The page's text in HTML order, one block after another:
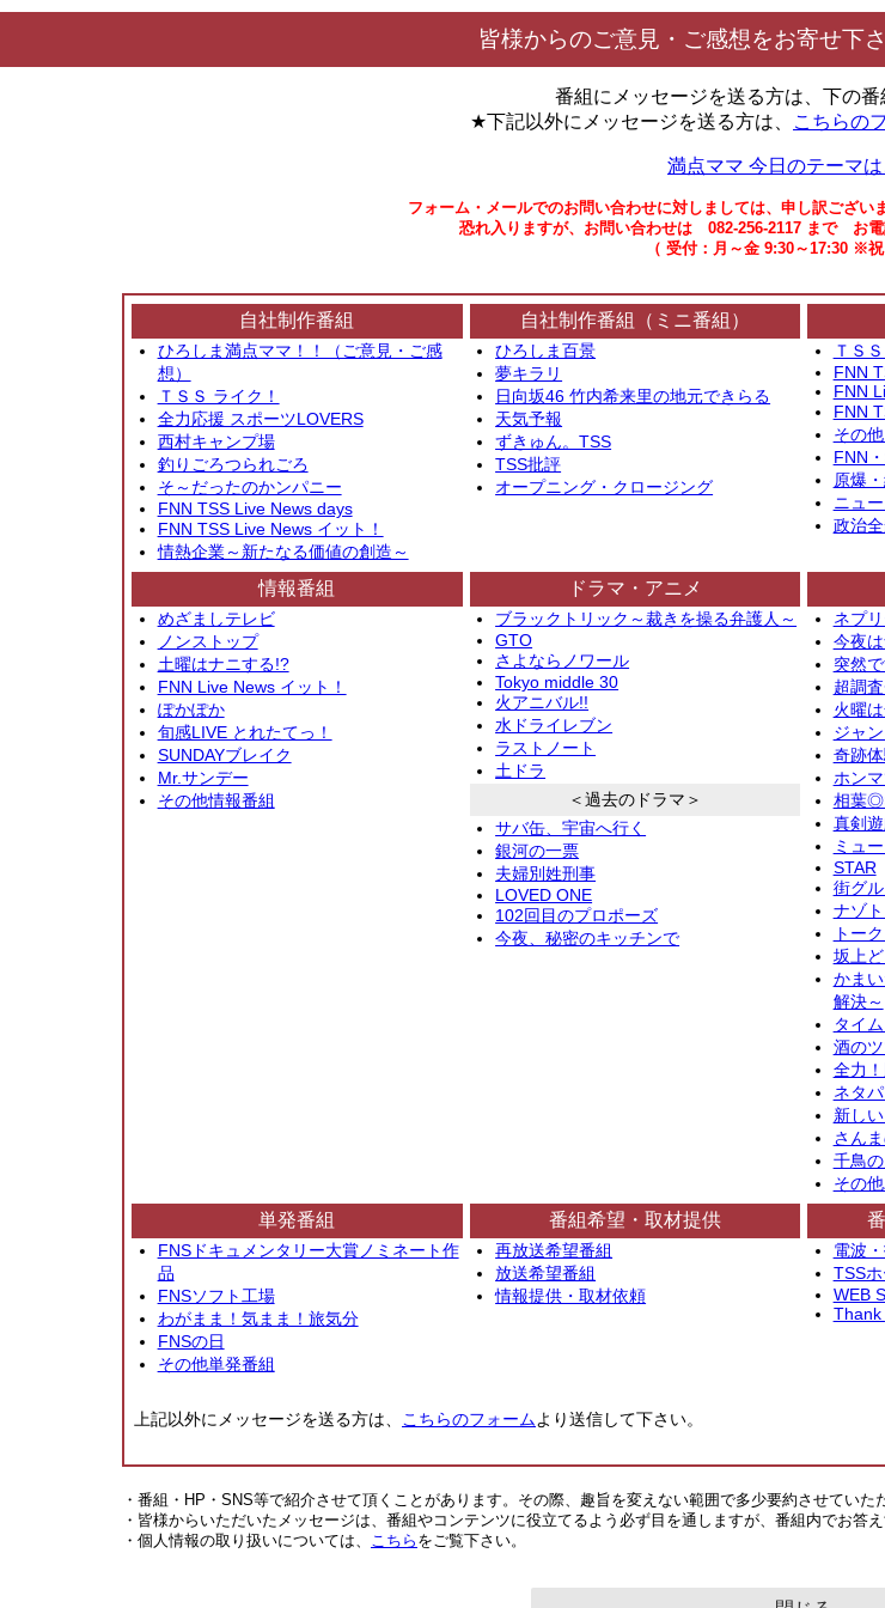
皆様からのご意見・ご感想をお寄せ下
番組にメッセージを送る方は、下の番
★下記以外にメッセージを送る方は、
こちらの
満点ママ 今日のテーマ
フォーム・メールでのお問い合わせに対しましては、申し訳ござい
恐れ入りますが、お問い合わせは 082-256-2117 まで お電
（ 受付：月～金 9:30～17:30 ※祝
自社制作番組
ひろしま満点ママ！！（ご意見・ご感
想）
ＴＳＳ ライク！
全力応援 スポーツLOVERS
西村キャンプ場
釣りごろつられごろ
そ～だったのかンパニー
FNN TSS Live News days
FNN TSS Live News イット！
情熱企業～新たなる価値の創造～
自社制作番組（ミニ番組）
ひろしま百景
夢キラリ
日向坂46 竹内希来里の地元できらる
天気予報
ずきゅん。TSS
TSS批評
オープニング・クロージング
ＴＳ
FNN
FNN
FNN
その
FNN
原爆
ニュ
政治
情報番組
めざましテレビ
ノンストップ
土曜はナニする!?
FNN Live News イット！
ぽかぽか
旬感LIVE とれたてっ！
SUNDAYブレイク
Mr.サンデー
その他情報番組
ドラマ・アニメ
ブラックトリック～裁きを操る弁護人～
GTO
さよならノワール
Tokyo middle 30
火アニバル!!
水ドライレブン
ラストノート
土ドラ
＜過去のドラマ＞
サバ缶、宇宙へ行く
銀河の一票
夫婦別姓刑事
LOVED ONE
102回目のプロポーズ
今夜、秘密のキッチンで
ネプ
今夜
突然
超調
火曜
ジャ
奇跡
ホン
相葉
真剣
ミュ
STAR
街グ
ナゾ
トー
坂上
かま
解決～
タイ
酒の
全力
ネタ
新し
さん
千鳥
その
単発番組
FNSドキュメンタリー大賞ノミネート作
品
FNSソフト工場
わがまま！気まま！旅気分
FNSの日
その他単発番組
番組希望・取材提供
再放送希望番組
放送希望番組
情報提供・取材依頼
電波
TSS
WEB
上記以外にメッセージを送る方は、 こちらのフォームより送信して下さい。
・番組・HP・SNS等で紹介させて頂くことがあります。その際、趣旨を変えない範囲で多少要約させていた
・皆様からいただいたメッセージは、番組やコンテンツに役立てるよう必ず目を通しますが、番組内でお答
・個人情報の取り扱いについては、
こちら をご覧下さい。